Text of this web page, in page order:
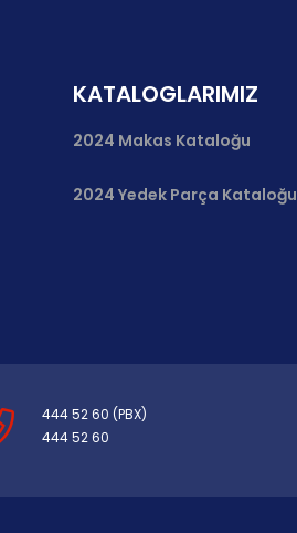
KATALOGLARIMIZ
2024 Makas Kataloğu
2024 Yedek Parça Kataloğu
444 52 60 (PBX)
444 52 60